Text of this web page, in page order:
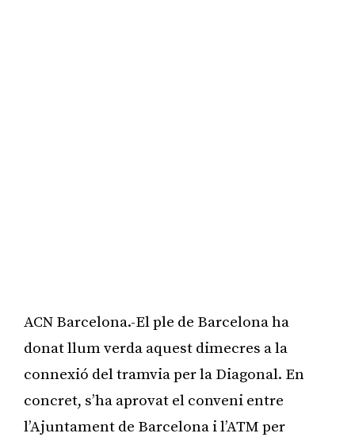
ACN Barcelona.-El ple de Barcelona ha
donat llum verda aquest dimecres a la
connexió del tramvia per la Diagonal. En
concret, s’ha aprovat el conveni entre
l’Ajuntament de Barcelona i l’ATM per